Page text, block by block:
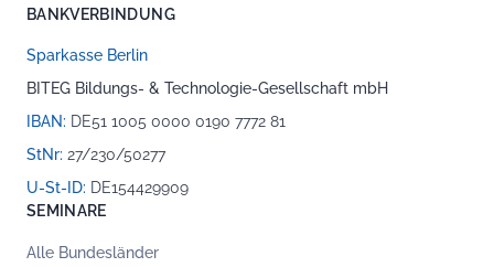
BANKVERBINDUNG
Sparkasse Berlin
BITEG Bildungs- & Technologie-Gesellschaft mbH
IBAN: DE51 1005 0000 0190 7772 81
StNr: 27/230/50277
U-St-ID: DE154429909
SEMINARE
Alle Bundesländer